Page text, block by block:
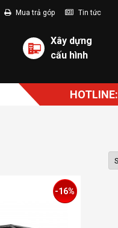
Mua trả góp Tin tức
Xây dựng
cấu hình
-16%